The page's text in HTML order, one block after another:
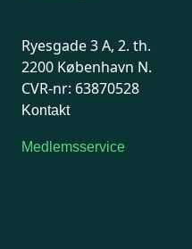
Ryesgade 3 A, 2. th.
2200 København N.
CVR-nr: 63870528
Kontakt
Medlemsservice